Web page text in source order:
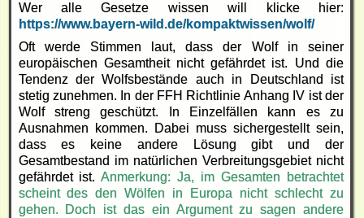
Wer alle Gesetze wissen will klicke hier:
https://www.bayern-wild.de/kompaktwissen/wolf/
Oft werde Stimmen laut, dass der Wolf in seiner
europäischen Gesamtheit nicht gefährdet ist. Und die
Tendenz der Wolfsbestände auch in Deutschland ist
stetig zunehmen. In der FFH Richtlinie Anhang IV ist der
Wolf streng geschützt. In Einzelfällen kann es zu
Ausnahmen kommen. Dabei muss sichergestellt sein,
dass es keine andere Lösung gibt und der
Gesamtbestand im natürlichen Verbreitungsgebiet nicht
gefährdet ist.Anmerkung: Ja, im Gesamten betrachtet
scheint des den Wölfen in Europa nicht schlecht zu
gehen. Doch ist das ein Argument zu sagen andere